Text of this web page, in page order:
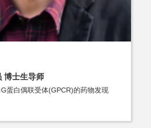
博士生导师
蛋白偶联受体(GPCR)的药物发现